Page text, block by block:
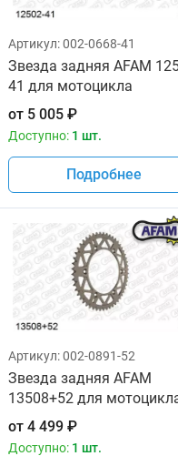
Артикул:002-0668-41
Звезда задняя AFAM
41 для мотоцикла
от 5 005₽
Доступно: 1 шт.
Подробнее
Артикул:002-0891-52
Звезда задняя AFAM
13508+52 для
от 4 499₽
Доступно: 1 шт.